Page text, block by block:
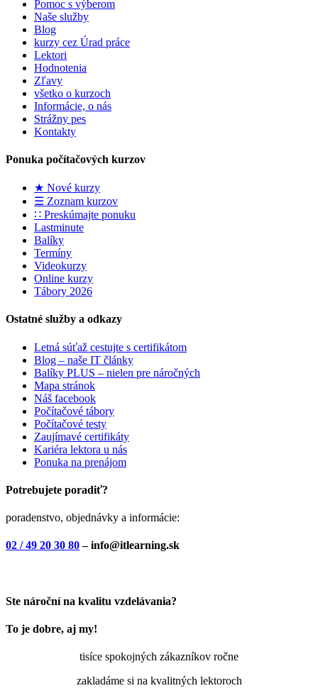
Pomoc s výberom
Naše služby
Blog
kurzy cez Úrad práce
Lektori
Hodnotenia
Zľavy
všetko o kurzoch
Informácie, o nás
Strážny pes
Kontakty
Ponuka počítačových kurzov
★ Nové kurzy
☰ Zoznam kurzov
∷ Preskúmajte ponuku
Lastminute
Balíky
Termíny
Videokurzy
Online kurzy
Tábory 2026
Ostatné služby a odkazy
Letná súťaž cestujte s certifikátom
Blog – naše IT články
Balíky PLUS – nielen pre náročných
Mapa stránok
Náš facebook
Počítačové tábory
Počítačové testy
Zaujímavé certifikáty
Kariéra lektora u nás
Ponuka na prenájom
Potrebujete poradiť?
poradenstvo, objednávky a informácie:
02 / 49 20 30 80– info@itlearning.sk
Ste nároční na kvalitu vzdelávania?
To je dobre, aj my!
tisíce spokojných zákazníkov ročne
zakladáme si na kvalitných lektoroch